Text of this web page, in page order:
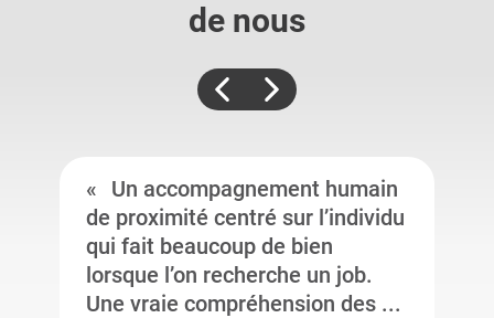
de nous
Un accompagnement humain
de proximité centré sur l’individu
qui fait beaucoup de bien
lorsque l’on recherche un job.
Une vraie compréhension des ...